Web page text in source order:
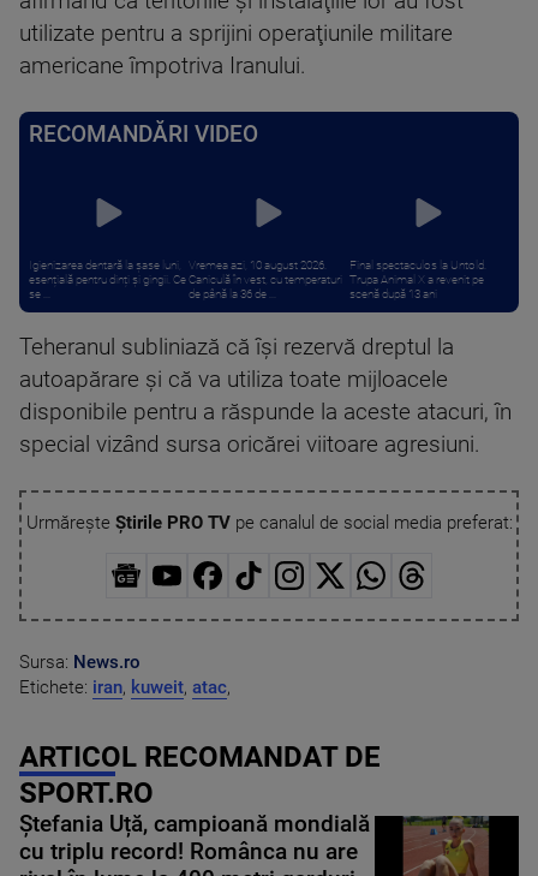
utilizate pentru a sprijini operaţiunile militare
americane împotriva Iranului.
RECOMANDĂRI VIDEO
Igienizarea dentară la șase luni,
esențială pentru dinți și gingii. Ce
se ...
Vremea azi, 10 august 2026.
Caniculă în vest, cu temperaturi
de până la 36 de ...
Final spectaculos la Untold.
Trupa Animal X a revenit pe
scenă după 13 ani
Teheranul subliniază că îşi rezervă dreptul la
autoapărare şi că va utiliza toate mijloacele
disponibile pentru a răspunde la aceste atacuri, în
special vizând sursa oricărei viitoare agresiuni.
Urmărește Știrile PRO TVpe canalul de social media preferat:
Sursa: News.ro
Etichete: iran, kuweit, atac,
ARTICOL RECOMANDAT DE
SPORT.RO
Ștefania Uță, campioană mondială
cu triplu record! Românca nu are